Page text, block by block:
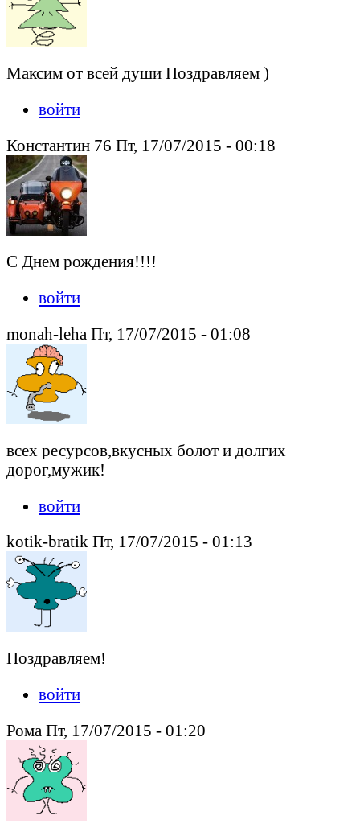
Максим от всей души Поздравляем )
войти
Константин 76 Пт, 17/07/2015 - 00:18
С Днем рождения!!!!
войти
monah-leha Пт, 17/07/2015 - 01:08
всех ресурсов,вкусных болот и долгих
дорог,мужик!
войти
kotik-bratik Пт, 17/07/2015 - 01:13
Поздравляем!
войти
Рома Пт, 17/07/2015 - 01:20